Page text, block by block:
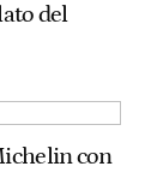
del
con